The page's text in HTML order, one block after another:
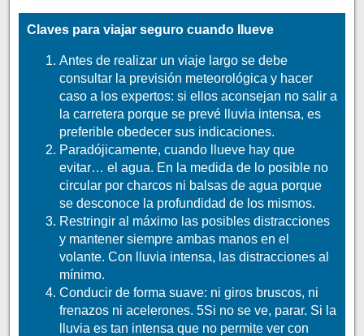
Claves para viajar seguro cuando llueve
Antes de realizar un viaje largo se debe
consultar la previsión meteorológica y hacer
caso a los expertos: si ellos aconsejan no salir a
la carretera porque se prevé lluvia intensa, es
preferible obedecer sus indicaciones.
Paradójicamente, cuando llueve hay que
evitar… el agua. En la medida de lo posible no
circular por charcos ni balsas de agua porque
se desconoce la profundidad de los mismos.
Restringir al máximo las posibles distracciones
y mantener siempre ambas manos en el
volante. Con lluvia intensa, las distracciones al
mínimo.
Conducir de forma suave: ni giros bruscos, ni
frenazos ni acelerones. 5Si no se ve, parar. Si la
lluvia es tan intensa que no permite ver con